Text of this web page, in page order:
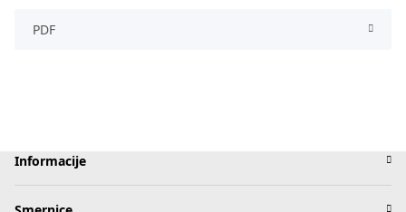
PDF
Informacije